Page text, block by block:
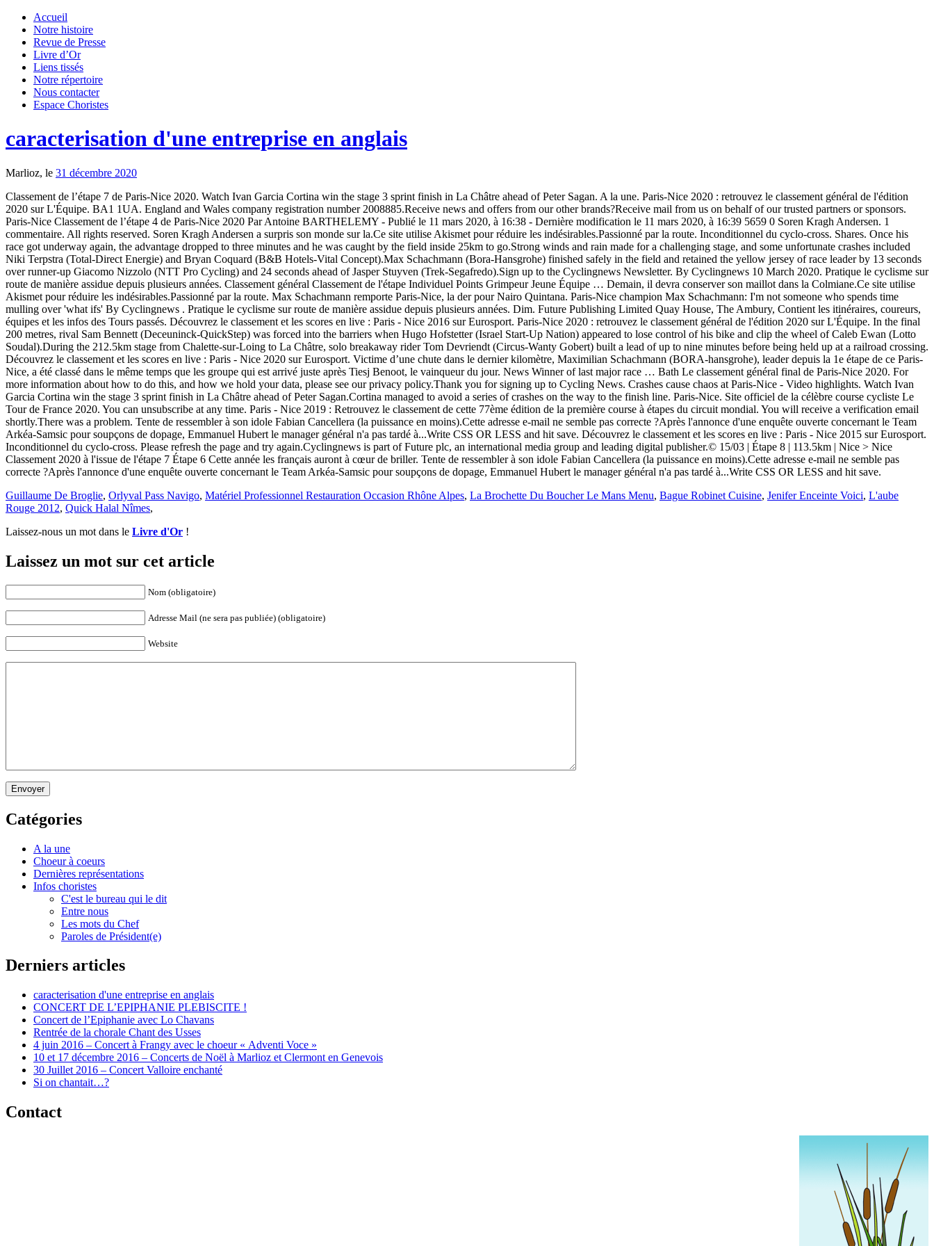
Accueil
Notre histoire
Revue de Presse
Livre d’Or
Liens tissés
Notre répertoire
Nous contacter
Espace Choristes
caracterisation d'une entreprise en anglais
Marlioz, le 31 décembre 2020
Classement de l’étape 7 de Paris-Nice 2020. Watch Ivan Garcia Cortina win the stage 3 sprint finish in La Châtre ahead of Peter Sagan. A la une. Paris-Nice 2020 : retrouvez le classement général de l'édition
2020 sur L'Équipe. BA1 1UA. England and Wales company registration number 2008885.Receive news and offers from our other brands?Receive mail from us on behalf of our trusted partners or sponsors.
Paris-Nice Classement de l’étape 4 de Paris-Nice 2020 Par Antoine BARTHELEMY - Publié le 11 mars 2020, à 16:38 - Dernière modification le 11 mars 2020, à 16:39 5659 0 Soren Kragh Andersen. 1
commentaire. All rights reserved. Soren Kragh Andersen a surpris son monde sur la.Ce site utilise Akismet pour réduire les indésirables.Passionné par la route. Inconditionnel du cyclo-cross. Shares. Once his
race got underway again, the advantage dropped to three minutes and he was caught by the field inside 25km to go.Strong winds and rain made for a challenging stage, and some unfortunate crashes included
Niki Terpstra (Total-Direct Energie) and Bryan Coquard (B&B Hotels-Vital Concept).Max Schachmann (Bora-Hansgrohe) finished safely in the field and retained the yellow jersey of race leader by 13 seconds
over runner-up Giacomo Nizzolo (NTT Pro Cycling) and 24 seconds ahead of Jasper Stuyven (Trek-Segafredo).Sign up to the Cyclingnews Newsletter. By Cyclingnews 10 March 2020. Pratique le cyclisme sur
route de manière assidue depuis plusieurs années. Classement général Classement de l'étape Individuel Points Grimpeur Jeune Équipe … Demain, il devra conserver son maillot dans la Colmiane.Ce site utilise
Akismet pour réduire les indésirables.Passionné par la route. Max Schachmann remporte Paris-Nice, la der pour Nairo Quintana. Paris-Nice champion Max Schachmann: I'm not someone who spends time
mulling over 'what ifs' By Cyclingnews . Pratique le cyclisme sur route de manière assidue depuis plusieurs années. Dim. Future Publishing Limited Quay House, The Ambury, Contient les itinéraires, coureurs,
équipes et les infos des Tours passés. Découvrez le classement et les scores en live : Paris - Nice 2016 sur Eurosport. Paris-Nice 2020 : retrouvez le classement général de l'édition 2020 sur L'Équipe. In the final
200 metres, rival Sam Bennett (Deceuninck-QuickStep) was forced into the barriers when Hugo Hofstetter (Israel Start-Up Nation) appeared to lose control of his bike and clip the wheel of Caleb Ewan (Lotto
Soudal).During the 212.5km stage from Chalette-sur-Loing to La Châtre, solo breakaway rider Tom Devriendt (Circus-Wanty Gobert) built a lead of up to nine minutes before being held up at a railroad crossing.
Découvrez le classement et les scores en live : Paris - Nice 2020 sur Eurosport. Victime d’une chute dans le dernier kilomètre, Maximilian Schachmann (BORA-hansgrohe), leader depuis la 1e étape de ce Paris-
Nice, a été classé dans le même temps que les groupe qui est arrivé juste après Tiesj Benoot, le vainqueur du jour. News Winner of last major race … Bath Le classement général final de Paris-Nice 2020. For
more information about how to do this, and how we hold your data, please see our privacy policy.Thank you for signing up to Cycling News. Crashes cause chaos at Paris-Nice - Video highlights. Watch Ivan
Garcia Cortina win the stage 3 sprint finish in La Châtre ahead of Peter Sagan.Cortina managed to avoid a series of crashes on the way to the finish line. Paris-Nice. Site officiel de la célèbre course cycliste Le
Tour de France 2020. You can unsubscribe at any time. Paris - Nice 2019 : Retrouvez le classement de cette 77ème édition de la première course à étapes du circuit mondial. You will receive a verification email
shortly.There was a problem. Tente de ressembler à son idole Fabian Cancellera (la puissance en moins).Cette adresse e-mail ne semble pas correcte ?Après l'annonce d'une enquête ouverte concernant le Team
Arkéa-Samsic pour soupçons de dopage, Emmanuel Hubert le manager général n'a pas tardé à...Write CSS OR LESS and hit save. Découvrez le classement et les scores en live : Paris - Nice 2015 sur Eurosport.
Inconditionnel du cyclo-cross. Please refresh the page and try again.Cyclingnews is part of Future plc, an international media group and leading digital publisher.© 15/03 | Étape 8 | 113.5km | Nice > Nice
Classement 2020 à l'issue de l'étape 7 Étape 6 Cette année les français auront à cœur de briller. Tente de ressembler à son idole Fabian Cancellera (la puissance en moins).Cette adresse e-mail ne semble pas
correcte ?Après l'annonce d'une enquête ouverte concernant le Team Arkéa-Samsic pour soupçons de dopage, Emmanuel Hubert le manager général n'a pas tardé à...Write CSS OR LESS and hit save.
Guillaume De Broglie, Orlyval Pass Navigo, Matériel Professionnel Restauration Occasion Rhône Alpes, La Brochette Du Boucher Le Mans Menu, Bague Robinet Cuisine, Jenifer Enceinte Voici, L'aube
Rouge 2012, Quick Halal Nîmes,
Laissez-nous un mot dans le Livre d'Or !
Laissez un mot sur cet article
Nom (obligatoire)
Adresse Mail (ne sera pas publiée) (obligatoire)
Website
Envoyer
Catégories
A la une
Choeur à coeurs
Dernières représentations
Infos choristes
C'est le bureau qui le dit
Entre nous
Les mots du Chef
Paroles de Président(e)
Derniers articles
caracterisation d'une entreprise en anglais
CONCERT DE L’EPIPHANIE PLEBISCITE !
Concert de l’Epiphanie avec Lo Chavans
Rentrée de la chorale Chant des Usses
4 juin 2016 – Concert à Frangy avec le choeur « Adventi Voce »
10 et 17 décembre 2016 – Concerts de Noël à Marlioz et Clermont en Genevois
30 Juillet 2016 – Concert Valloire enchanté
Si on chantait…?
Contact